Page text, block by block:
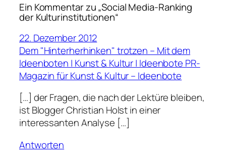
Ein Kommentar zu „Social Media-Ranking
der Kulturinstitutionen“
22. Dezember 2012
Dem "Hinterherhinken" trotzen – Mit dem
Ideenboten | Kunst & Kultur | Ideenbote PR-
Magazin für Kunst & Kultur – Ideenbote
[…] der Fragen, die nach der Lektüre bleiben,
ist Blogger Christian Holst in einer
interessanten Analyse […]
Antworten